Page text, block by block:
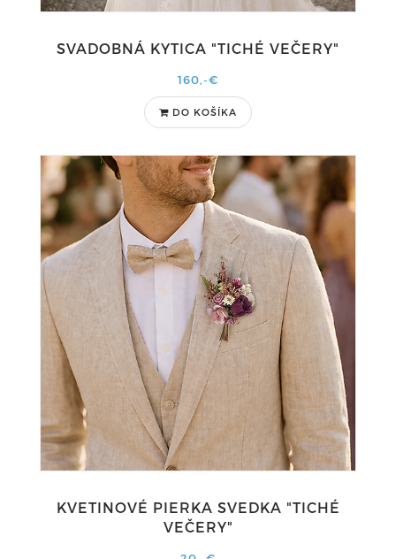
SVADOBNÁ KYTICA "TICHÉ VEČERY"
160,-€
DO KOŠÍKA
KVETINOVÉ PIERKA SVEDKA "TICHÉ
VEČERY"